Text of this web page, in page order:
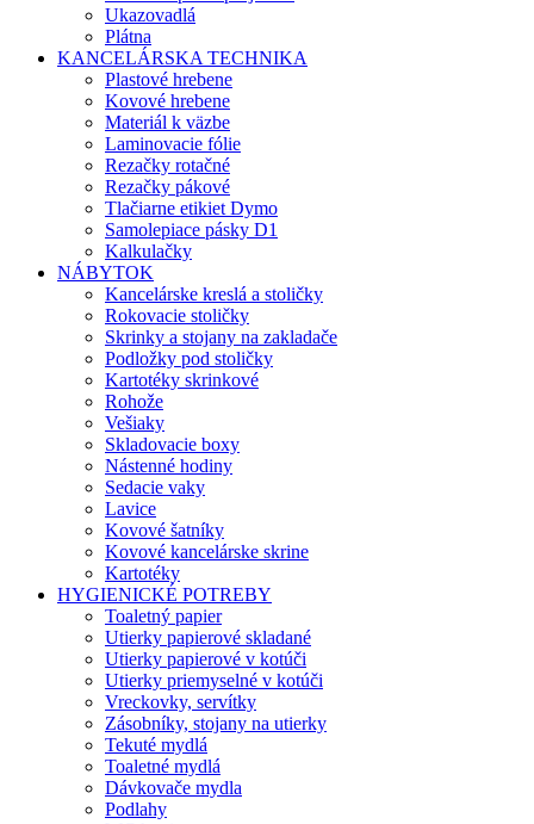
Ukazovadlá
Plátna
KANCELÁRSKA TECHNIKA
Plastové hrebene
Kovové hrebene
Materiál k väzbe
Laminovacie fólie
Rezačky rotačné
Rezačky pákové
Tlačiarne etikiet Dymo
Samolepiace pásky D1
Kalkulačky
NÁBYTOK
Kancelárske kreslá a stoličky
Rokovacie stoličky
Skrinky a stojany na zakladače
Podložky pod stoličky
Kartotéky skrinkové
Rohože
Vešiaky
Skladovacie boxy
Nástenné hodiny
Sedacie vaky
Lavice
Kovové šatníky
Kovové kancelárske skrine
Kartotéky
HYGIENICKÉ POTREBY
Toaletný papier
Utierky papierové skladané
Utierky papierové v kotúči
Utierky priemyselné v kotúči
Vreckovky, servítky
Zásobníky, stojany na utierky
Tekuté mydlá
Toaletné mydlá
Dávkovače mydla
Podlahy